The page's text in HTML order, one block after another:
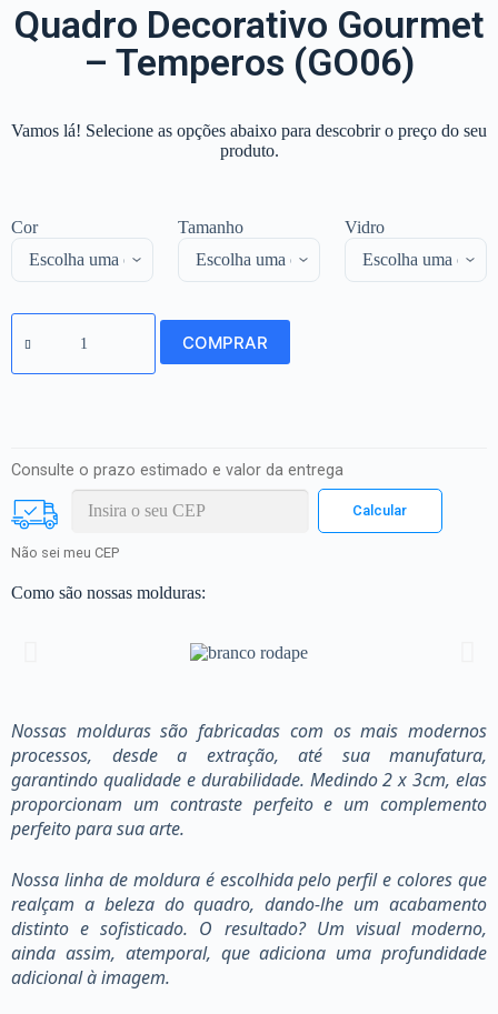
Quadro Decorativo Gourmet
– Temperos (GO06)
Vamos lá! Selecione as opções abaixo para descobrir o preço do seu
produto.
Cor Tamanho Vidro
COMPRAR
Consulte o prazo estimado e valor da entrega
Não sei meu CEP
Como são nossas molduras:
Nossas molduras são fabricadas com os mais modernos
processos, desde a extração, até sua manufatura,
garantindo qualidade e durabilidade. Medindo 2 x 3cm, elas
proporcionam um contraste perfeito e um complemento
perfeito para sua arte.
Nossa linha de moldura é escolhida pelo perfil e colores que
realçam a beleza do quadro, dando-lhe um acabamento
distinto e sofisticado. O resultado? Um visual moderno,
ainda assim, atemporal, que adiciona uma profundidade
adicional à imagem.